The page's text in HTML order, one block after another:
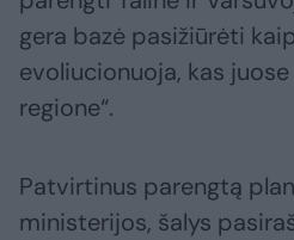
gera bazė pasižiūrėti
evoliucionuoja, kas
regione“.
Patvirtinus parengtą
ministerijos, šalys